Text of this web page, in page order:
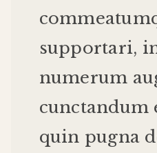
commeatum
supportari,
numerum
cunctandum
quin pugna